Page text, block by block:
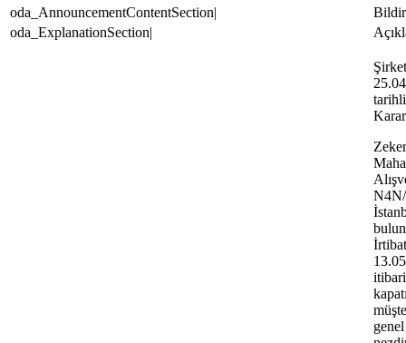
oda_AnnouncementContentSection|
oda_ExplanationSection|
N4N/